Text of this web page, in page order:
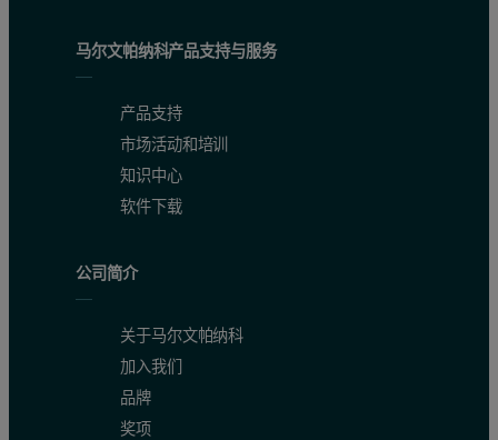
马尔文帕纳科产品支持与服务
产品支持
市场活动和培训
知识中心
软件下载
公司简介
关于马尔文帕纳科
加入我们
品牌
奖项